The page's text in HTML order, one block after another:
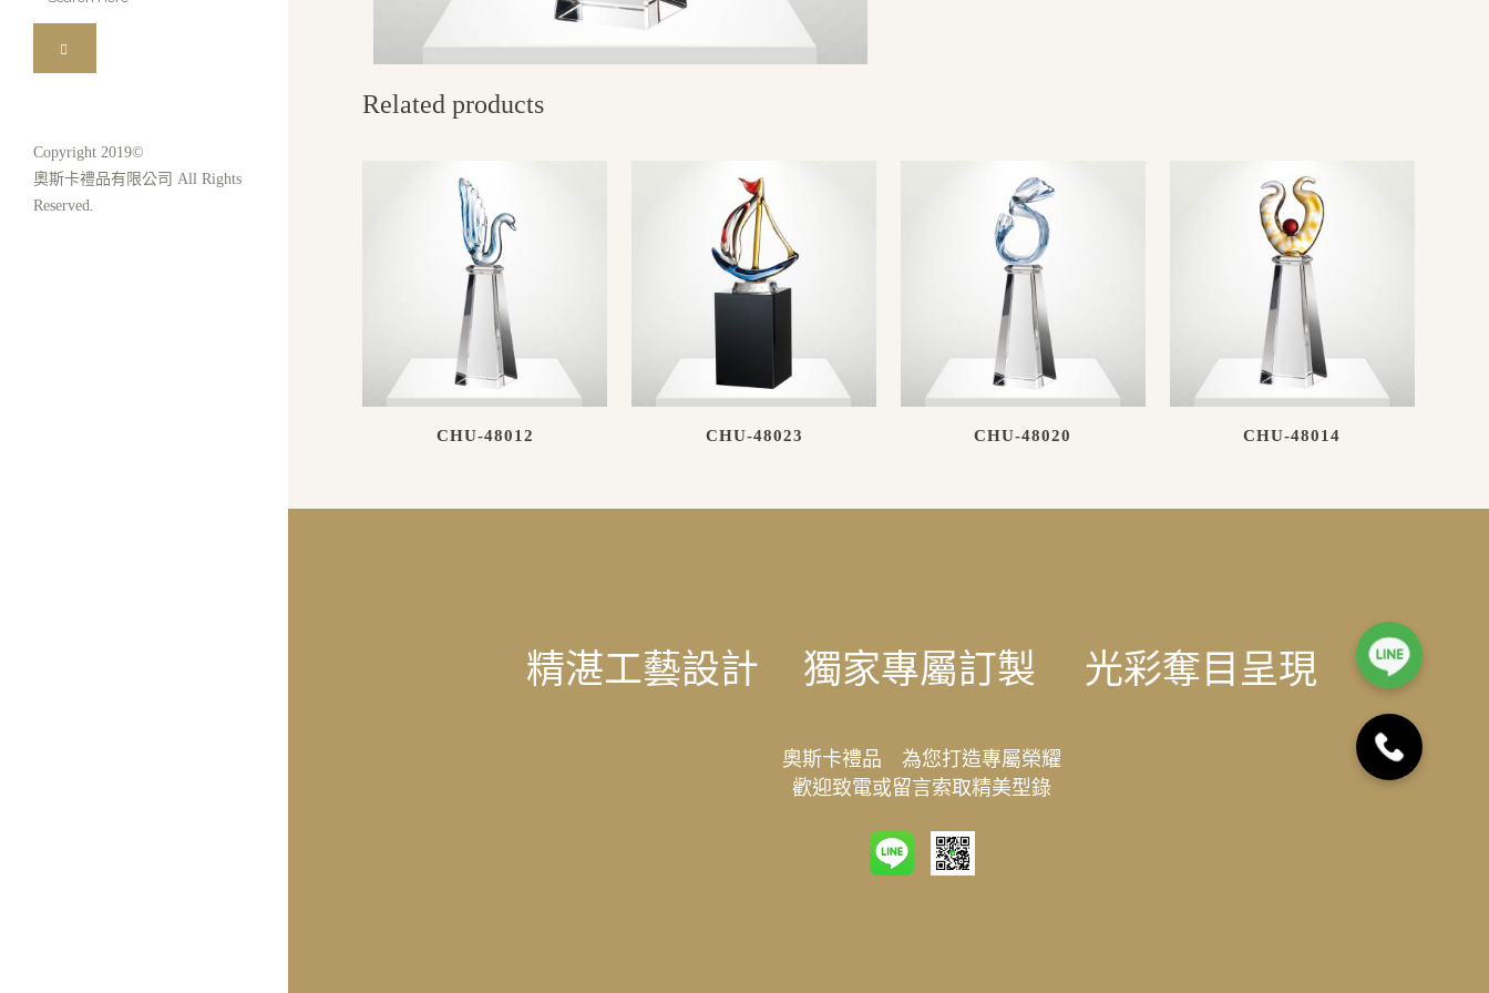
Copyright 2019©
奧斯卡禮品有限公司 All Rights
Reserved.
Related products
CHU-48012 CHU-48023 CHU-48020 CHU-48014
精湛工藝設計 獨家專屬訂製 光彩奪目呈現
奧斯卡禮品 為您打造專屬榮耀
歡迎致電或留言索取精美型錄